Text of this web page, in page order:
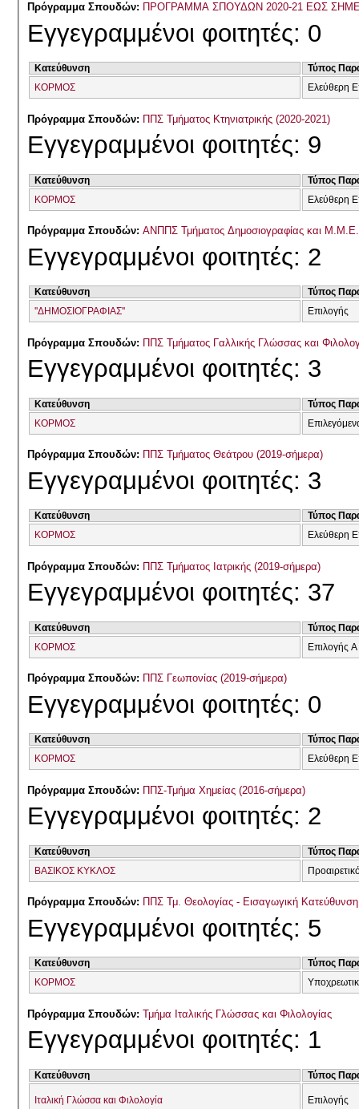
Πρόγραμμα Σπουδών: ΠΡΟΓΡΑΜΜΑ ΣΠΟΥΔΩΝ 2020-21 ΕΩΣ
Εγγεγραμμένοι φοιτητές: 0
Κατεύθυνση
Τύπος
ΚΟΡΜΟΣ
Ελεύθερη
Πρόγραμμα Σπουδών: ΠΠΣ Τμήματος Κτηνιατρικής (2020-2021)
Εγγεγραμμένοι φοιτητές: 9
Κατεύθυνση
Τύπος
ΚΟΡΜΟΣ
Ελεύθερη
Πρόγραμμα Σπουδών:ΑΝΠΠΣ Τμήματος Δημοσιογραφίας και
Εγγεγραμμένοι φοιτητές: 2
Κατεύθυνση
Τύπος
''ΔΗΜΟΣΙΟΓΡΑΦΙΑΣ''
Επιλογής
Πρόγραμμα Σπουδών: ΠΠΣ Τμήματος Γαλλικής Γλώσσας και
Εγγεγραμμένοι φοιτητές: 3
Κατεύθυνση
Τύπος
ΚΟΡΜΟΣ
Πρόγραμμα Σπουδών: ΠΠΣ Τμήματος Θεάτρου (2019-σήμερα)
Εγγεγραμμένοι φοιτητές: 3
Κατεύθυνση
Τύπος
ΚΟΡΜΟΣ
Ελεύθερη
Πρόγραμμα Σπουδών: ΠΠΣ Τμήματος Ιατρικής (2019-σήμερα)
Εγγεγραμμένοι φοιτητές: 37
Κατεύθυνση
Τύπος
ΚΟΡΜΟΣ
Επιλογής Α
Πρόγραμμα Σπουδών: ΠΠΣ Γεωπονίας (2019-σήμερα)
Εγγεγραμμένοι φοιτητές: 0
Κατεύθυνση
Τύπος
ΚΟΡΜΟΣ
Ελεύθερη
Πρόγραμμα Σπουδών: ΠΠΣ-Τμήμα Χημείας (2016-σήμερα)
Εγγεγραμμένοι φοιτητές: 2
Κατεύθυνση
Τύπος
ΒΑΣΙΚΟΣ ΚΥΚΛΟΣ
Πρόγραμμα Σπουδών: ΠΠΣ Τμ. Θεολογίας - Εισαγωγική
Εγγεγραμμένοι φοιτητές: 5
Κατεύθυνση
Τύπος
ΚΟΡΜΟΣ
Πρόγραμμα Σπουδών:Τμήμα Ιταλικής Γλώσσας και Φιλολογίας
Εγγεγραμμένοι φοιτητές: 1
Κατεύθυνση Τύπος
Ιταλική Γλώσσα και Φιλολογία Επιλογής